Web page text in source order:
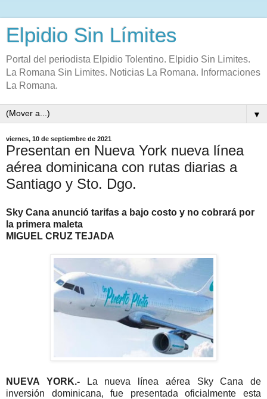
Elpidio Sin Límites
Portal del periodista Elpidio Tolentino. Elpidio Sin Limites.
La Romana Sin Limites. Noticias La Romana. Informaciones
La Romana.
▼
viernes, 10 de septiembre de 2021
Presentan en Nueva York nueva línea
aérea dominicana con rutas diarias a
Santiago y Sto. Dgo.
Sky Cana anunció tarifas a bajo costo y no cobrará por
la primera maleta
MIGUEL CRUZ TEJADA
NUEVA YORK.-
La nueva línea aérea Sky Cana de
inversión dominicana, fue presentada oficialmente esta